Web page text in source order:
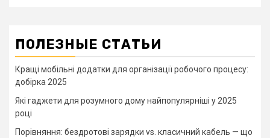
ПОЛЕЗНЫЕ СТАТЬИ
Кращі мобільні додатки для організації робочого процесу:
добірка 2025
Які гаджети для розумного дому найпопулярніші у 2025
році
Порівняння: бездротові зарядки vs. класичний кабель — що